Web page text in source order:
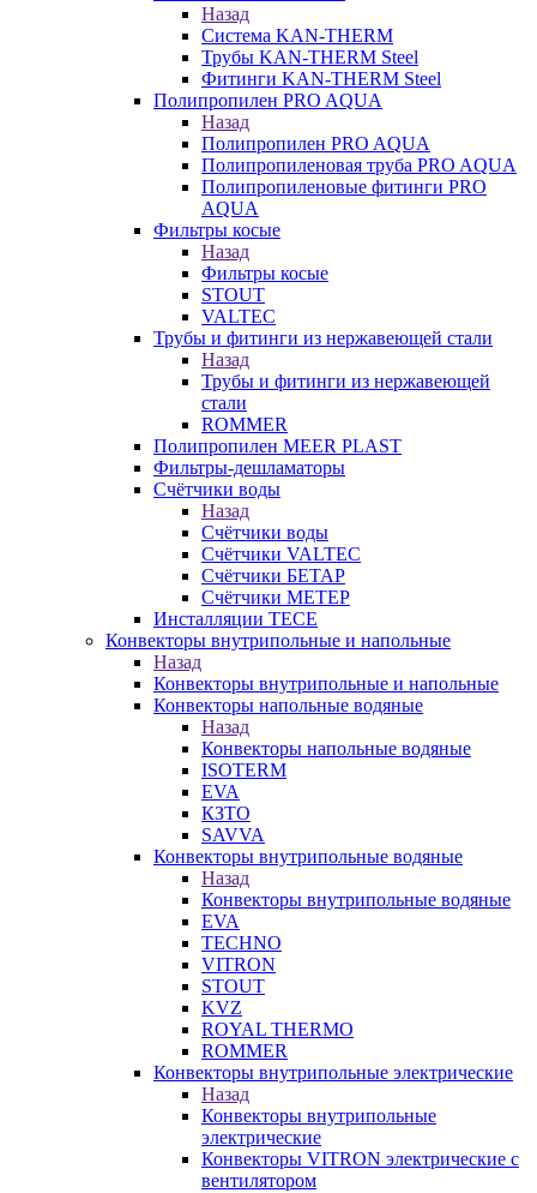
Назад
Система KAN-THERM
Трубы KAN-THERM Steel
Фитинги KAN-THERM Steel
Полипропилен PRO AQUA
Назад
Полипропилен PRO AQUA
Полипропиленовая труба PRO AQUA
Полипропиленовые фитинги PRO
AQUA
Фильтры косые
Назад
Фильтры косые
STOUT
VALTEC
Трубы и фитинги из нержавеющей стали
Назад
Трубы и фитинги из нержавеющей
стали
ROMMER
Полипропилен MEER PLAST
Фильтры-дешламаторы
Счётчики воды
Назад
Счётчики воды
Счётчики VALTEC
Счётчики БЕТАР
Счётчики МЕТЕР
Инсталляции TECE
Конвекторы внутрипольные и напольные
Назад
Конвекторы внутрипольные и напольные
Конвекторы напольные водяные
Назад
Конвекторы напольные водяные
ISOTERM
EVA
КЗТО
SAVVA
Конвекторы внутрипольные водяные
Назад
Конвекторы внутрипольные водяные
EVA
TECHNO
VITRON
STOUT
KVZ
ROYAL THERMO
ROMMER
Конвекторы внутрипольные электрические
Назад
Конвекторы внутрипольные
электрические
Конвекторы VITRON электрические с
вентилятором